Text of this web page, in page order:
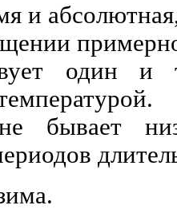
и
один
бывает